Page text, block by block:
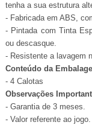
tenha a sua estrutura
- Fabricada em ABS,
- Pintada com Tinta
ou descasque.
- Resistente a lavagem
Conteúdo da
- 4 Calotas
Observações
- Garantia de 3 meses.
- Valor referente ao jogo.